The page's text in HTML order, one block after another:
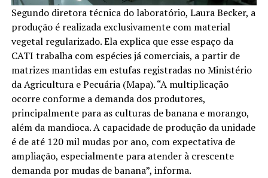
Segundo diretora técnica do laboratório, Laura Becker, a
produção é realizada exclusivamente com material
vegetal regularizado. Ela explica que esse espaço da
CATI trabalha com espécies já comerciais, a partir de
matrizes mantidas em estufas registradas no Ministério
da Agricultura e Pecuária (Mapa). “A multiplicação
ocorre conforme a demanda dos produtores,
principalmente para as culturas de banana e morango,
além da mandioca. A capacidade de produção da unidade
é de até 120 mil mudas por ano, com expectativa de
ampliação, especialmente para atender à crescente
demanda por mudas de banana”, informa.